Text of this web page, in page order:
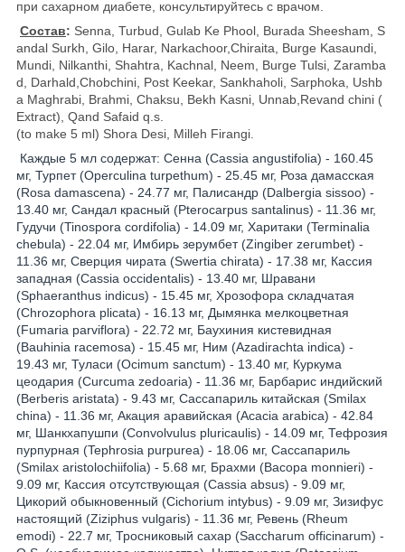
при сахарном диабете, консультируйтесь с врачом.
Состав: Senna, Turbud, Gulab Ke Phool, Burada Sheesham, S
andal Surkh, Gilo, Harar, Narkachoor,Chiraita, Burge Kasaundi,
Mundi, Nilkanthi, Shahtra, Kachnal, Neem, Burge Tulsi, Zaramba
d, Darhald,Chobchini, Post Keekar, Sankhaholi, Sarphoka, Ushb
a Maghrabi, Brahmi, Chaksu, Bekh Kasni, Unnab,Revand chini (
Extract), Qand Safaid q.s.
(to make 5 ml) Shora Desi, Milleh Firangi.
Каждые 5 мл содержат: Сенна (Cassia angustifolia) - 160.45
мг, Турпет (Operculina turpethum) - 25.45 мг, Роза дамасская
(Rosa damascena) - 24.77 мг, Палисандр (Dalbergia sissoo) -
13.40 мг, Сандал красный (Pterocarpus santalinus) - 11.36 мг,
Гудучи (Tinospora cordifolia) - 14.09 мг, Харитаки (Terminalia
chebula) - 22.04 мг, Имбирь зерумбет (Zingiber zerumbet) -
11.36 мг, Сверция чирата (Swertia chirata) - 17.38 мг, Кассия
западная (Cassia occidentalis) - 13.40 мг, Шравани
(Sphaeranthus indicus) - 15.45 мг, Хрозофора складчатая
(Chrozophora plicata) - 16.13 мг, Дымянка мелкоцветная
(Fumaria parviflora) - 22.72 мг, Баухиния кистевидная
(Bauhinia racemosa) - 15.45 мг, Ним (Azadirachta indica) -
19.43 мг, Туласи (Ocimum sanctum) - 13.40 мг, Куркума
цеодария (Curcuma zedoaria) - 11.36 мг, Барбарис индийский
(Berberis aristata) - 9.43 мг, Сассапариль китайская (Smilax
china) - 11.36 мг, Акация аравийская (Acacia arabica) - 42.84
мг, Шанкхапушпи (Convolvulus pluricaulis) - 14.09 мг, Тефрозия
пурпурная (Tephrosia purpurea) - 18.06 мг, Сассапариль
(Smilax aristolochiifolia) - 5.68 мг, Брахми (Bacopa monnieri) -
9.09 мг, Кассия отсутствующая (Cassia absus) - 9.09 мг,
Цикорий обыкновенный (Cichorium intybus) - 9.09 мг, Зизифус
настоящий (Ziziphus vulgaris) - 11.36 мг, Ревень (Rheum
emodi) - 22.7 мг, Тросниковый сахар (Saccharum officinarum) -